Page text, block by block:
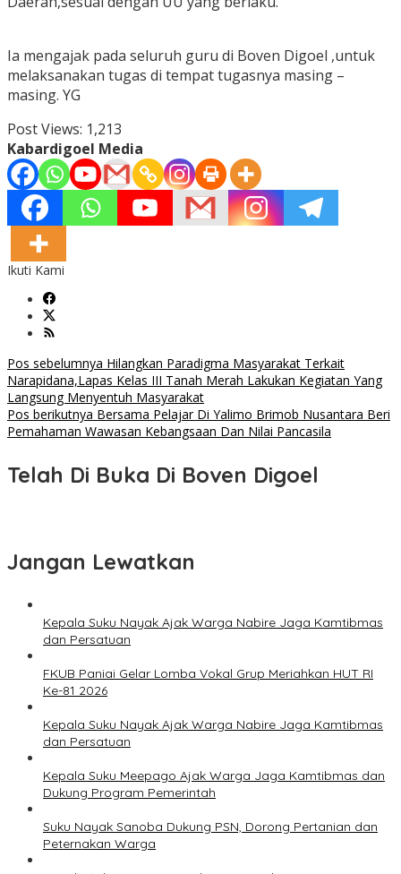
Ia mengajak pada seluruh guru di Boven Digoel ,untuk
melaksanakan tugas di tempat tugasnya masing –
masing. YG
Post Views: 1,213
Kabardigoel Media
Ikuti Kami
Navigasi
pos
Pos sebelumnya Hilangkan Paradigma Masyarakat Terkait
Narapidana,Lapas Kelas III Tanah Merah Lakukan Kegiatan Yang
Langsung Menyentuh Masyarakat
Pos berikutnya Bersama Pelajar Di Yalimo Brimob Nusantara Beri
Pemahaman Wawasan Kebangsaan Dan Nilai Pancasila
Telah Di Buka Di Boven Digoel
Jangan Lewatkan
Kepala Suku Nayak Ajak Warga Nabire Jaga Kamtibmas
dan Persatuan
FKUB Paniai Gelar Lomba Vokal Grup Meriahkan HUT RI
Ke-81 2026
Kepala Suku Nayak Ajak Warga Nabire Jaga Kamtibmas
dan Persatuan
Kepala Suku Meepago Ajak Warga Jaga Kamtibmas dan
Dukung Program Pemerintah
Suku Nayak Sanoba Dukung PSN, Dorong Pertanian dan
Peternakan Warga